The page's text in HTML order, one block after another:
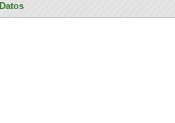
Datos